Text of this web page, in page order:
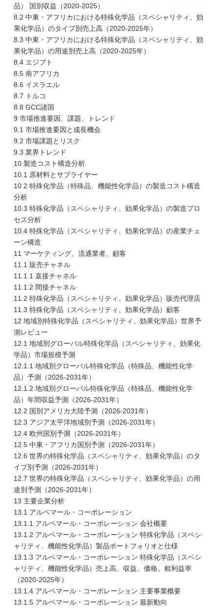
品） 国別収益（2020-2025）
8.2 中東・アフリカにおける特殊化学品（スペシャリティ、効
果化学品）のタイプ別売上高（2020-2025年）
8.3 中東・アフリカにおける特殊化学品（スペシャリティ、効
果化学品）の用途別売上高（2020-2025年）
8.4 エジプト
8.5 南アフリカ
8.6 イスラエル
8.7 トルコ
8.8 GCC諸国
9 市場推進要因、課題、トレンド
9.1 市場推進要因と成長機会
9.2 市場課題とリスク
9.3 業界トレンド
10 製造コスト構造分析
10.1 原材料とサプライヤー
10.2 特殊化学品（特殊品、機能性化学品）の製造コスト構造
分析
10.3 特殊化学品（スペシャリティ、効果化学品）の製造プロ
セス分析
10.4 特殊化学品（スペシャリティ、効果化学品）の産業チェ
ーン構造
11 マーケティング、流通業者、顧客
11.1 販売チャネル
11.1.1 直接チャネル
11.1.2 間接チャネル
11.2 特殊化学品（スペシャリティ、効果化学品）販売代理店
11.3 特殊化学品（スペシャリティ、効果化学品）顧客
12 地域別特殊化学品（スペシャリティ、効果化学品）世界予
測レビュー
12.1 地域別グローバル特殊化学品（スペシャリティ、効果化
学品）市場規模予測
12.1.1 地域別グローバル特殊化学品（特殊品、機能性化学
品）予測（2026-2031年）
12.1.2 地域別グローバル特殊化学品（特殊品、機能性化学
品）年間収益予測（2026-2031年）
12.2 国別アメリカ大陸予測（2026-2031年）
12.3 アジア太平洋地域別予測（2026-2031年）
12.4 欧州国別予測（2026-2031年）
12.5 中東・アフリカ国別予測（2026-2031年）
12.6 世界の特殊化学品（スペシャリティ、効果化学品）のタ
イプ別予測（2026-2031年）
12.7 世界の特殊化学品（スペシャリティ、効果化学品）の用
途別予測（2026-2031年）
13 主要企業分析
13.1 アルベマール・コーポレーション
13.1.1 アルベマール・コーポレーション 会社概要
13.1.2 アルベマール・コーポレーション 特殊化学品（スペシ
ャリティ、機能性化学品）製品ポートフォリオと仕様
13.1.3 アルベマール・コーポレーション 特殊化学品（スペシ
ャリティ、機能性化学品）売上高、収益、価格、粗利益率
（2020-2025年）
13.1.4 アルベマール・コーポレーション 主要事業概要
13.1.5 アルベマール・コーポレーション 最新動向